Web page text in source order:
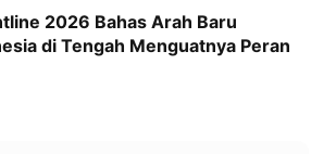
2026 Bahas Arah Baru
di Tengah Menguatnya Peran